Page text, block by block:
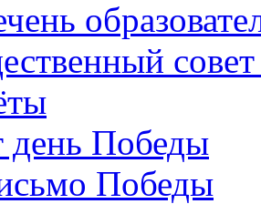
день Победы
Победы